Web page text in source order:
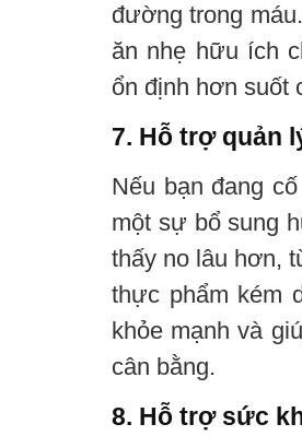
đường trong
ăn nhẹ hữu ích
ổn định hơn suốt
7. Hỗ trợ quản
Nếu bạn đang
một sự bổ sung
thấy no lâu hơn,
thực phẩm kém
khỏe mạnh và
cân bằng.
8. Hỗ trợ sức